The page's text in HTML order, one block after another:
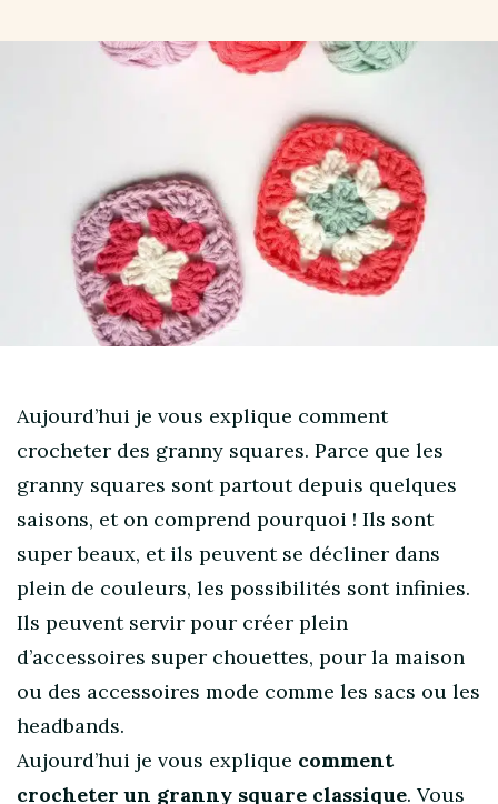
Aujourd’hui je vous explique comment
crocheter des granny squares. Parce que les
granny squares sont partout depuis quelques
saisons, et on comprend pourquoi ! Ils sont
super beaux, et ils peuvent se décliner dans
plein de couleurs, les possibilités sont infinies.
Ils peuvent servir pour créer plein
d’accessoires super chouettes, pour la maison
ou des accessoires mode comme les sacs ou les
headbands.
Aujourd’hui je vous explique comment
crocheter un granny square classique. Vous